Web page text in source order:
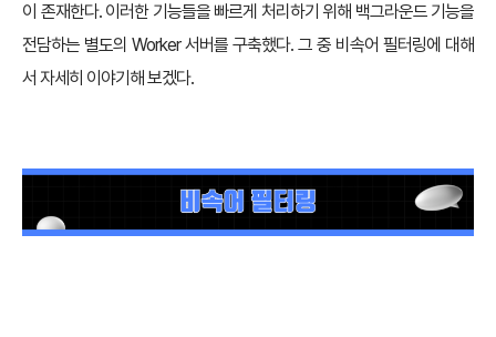
이 존재한다. 이러한 기능들을 빠르게 처리하기 위해 백그라운드 기능을
전담하는 별도의 Worker 서버를 구축했다. 그 중 비속어 필터링에 대해
서 자세히 이야기해 보겠다.